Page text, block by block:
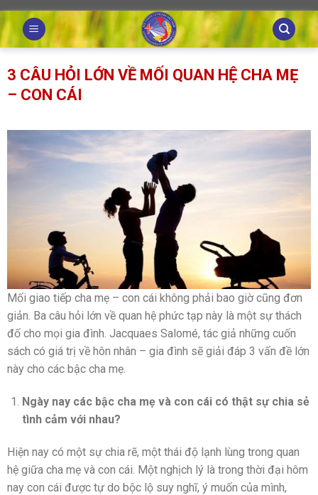
Skip
to
content
3 CÂU HỎI LỚN VỀ MỐI QUAN HỆ CHA MẸ
– CON CÁI
Mối giao tiếp cha mẹ – con cái không phải bao giờ cũng đơn
giản. Ba câu hỏi lớn về quan hệ phức tạp này là một sự thách
đố cho mọi gia đình. Jacquaes Salomé, tác giả những cuốn
sách có giá trị về hôn nhân – gia đình sẽ giải đáp 3 vấn đề lớn
này cho các bậc cha mẹ.
Ngày nay các bậc cha mẹ và con cái có thật sự chia sẻ
tình cảm với nhau?
Hiện nay có một sự chia rẽ, một thái độ lạnh lùng trong quan
hệ giữa cha mẹ và con cái. Một nghịch lý là trong thời đại hôm
nay con cái được tự do bộc lộ suy nghĩ, ý muốn của mình,